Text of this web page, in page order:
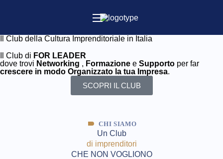
Il Club della Cultura Imprenditoriale in Italia
Il Club di FOR LEADER
dove trovi Networking , Formazione e Supporto per far
crescere in modo Organizzato la tua Impresa.
SCOPRI IL CLUB
CHI SIAMO
Un Club
di imprenditori
CHE NON VOGLIONO